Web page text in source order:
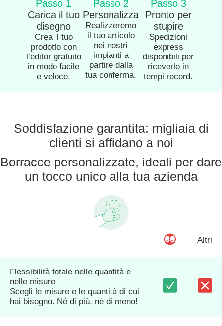
Passo 1
Carica il tuo
disegno
Crea il tuo
prodotto con
l’editor gratuito
in modo facile
e veloce.
Passo 2
Personalizza
Realizzeremo
il tuo articolo
nei nostri
impianti a
partire dalla
tua conferma.
Passo 3
Pronto per
stupire
Spedizioni
express
disponibili per
riceverlo in
tempi record.
Soddisfazione garantita: migliaia di
clienti si affidano a noi
Borracce personalizzate, ideali per dare
un tocco unico alla tua azienda
Altri
Flessibilità totale nelle quantità e
nelle misure
Scegli le misure e le quantità di cui
hai bisogno. Né di più, né di meno!